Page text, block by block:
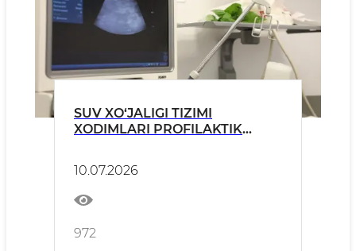
SUV XO‘JALIGI TIZIMI
XODIMLARI PROFILAKTIK
10.07.2026
972